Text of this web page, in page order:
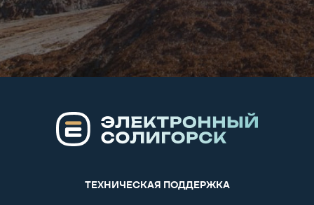
ТЕХНИЧЕСКАЯ ПОДДЕРЖКА